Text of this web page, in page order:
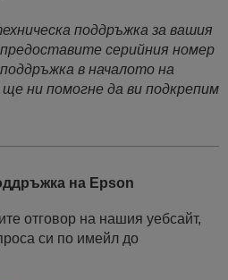
поддръжка за вашия
серийния номер
в началото на
ни помогне да ви подкрепим
на Epson
отговор на нашия уебсайт,
си по имейл до